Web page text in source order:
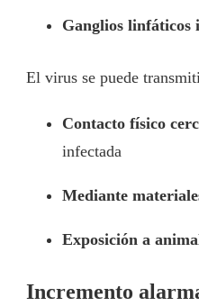
Ganglios linfáticos
El virus se puede
Contacto físico
infectada
Mediante
Exposición a
Incremento